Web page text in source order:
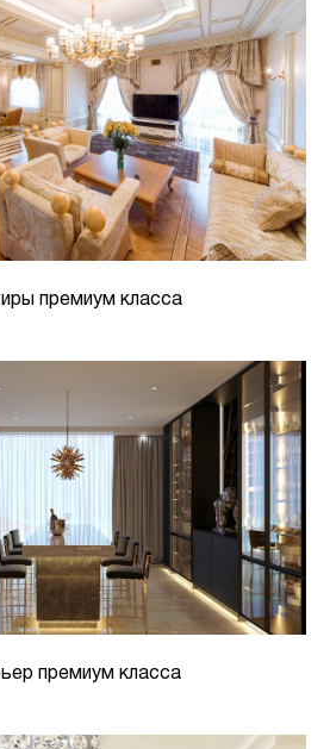
премиум класса
премиум класса